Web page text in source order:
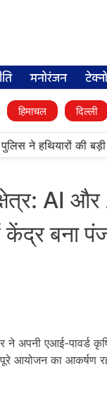
मनोरंजन
हिमाचल दिल्ली
ने हथियारों की बड़ी खेप
AI
बना
ने अपनी एआई-पावर्ड
आयोजन का आकर्षण